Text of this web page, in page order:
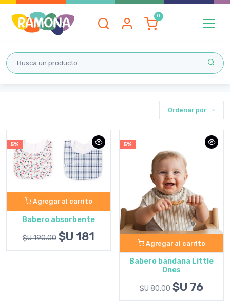
Inicio BABEROS Y BABITAS
Ordenar por
5%
Agregar al carrito
Babero absorbente
$U 190.00 $U 181
5%
Agregar al carrito
Babero bandana Little
Ones
$U 80.00 $U 76